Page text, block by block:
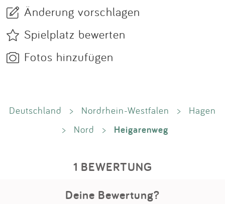
Änderung vorschlagen
Spielplatz bewerten
Fotos hinzufügen
Deutschland > Nordrhein-Westfalen >
Hagen
>
Nord > Heigarenweg
1 BEWERTUNG
Deine Bewertung?